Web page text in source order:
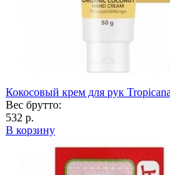
Кокосовый крем для рук
Вес брутто:
532 р.
В корзину